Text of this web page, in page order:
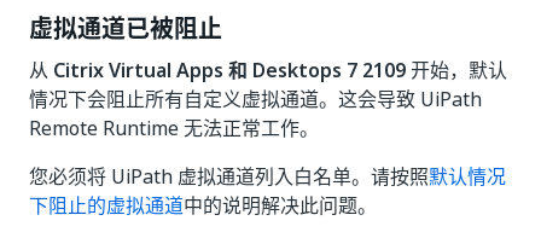
虚拟通道已被阻止
从 Citrix Virtual Apps 和 Desktops 7 2109 开始，默认
情况下会阻止所有自定义虚拟通道。这会导致 UiPath
Remote Runtime 无法正常工作。
您必须将 UiPath 虚拟通道列入白名单。请按照默认情况
下阻止的虚拟通道中的说明解决此问题。